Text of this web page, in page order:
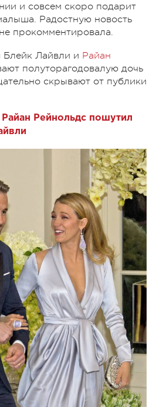
и совсем скоро подарит
Радостную новость
прокомментировала.
Блейк Лайвли и Райан
полуторагодовалую дочь
скрывают от публики
Райан Рейнольдс пошутил